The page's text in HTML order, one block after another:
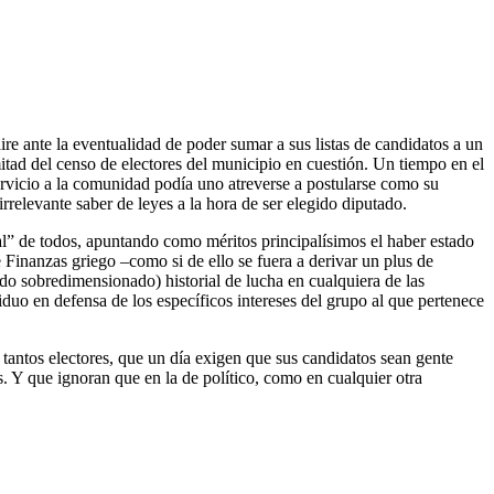
ante la eventualidad de poder sumar a sus listas de candidatos a un
del censo de electores del municipio en cuestión. Un tiempo en el
a la comunidad podía uno atreverse a postularse como su
saber de leyes a la hora de ser elegido diputado.
de todos, apuntando como méritos principalísimos el haber estado
griego –como si de ello se fuera a derivar un plus de
sobredimensionado) historial de lucha en cualquiera de las
en defensa de los específicos intereses del grupo al que pertenece
electores, que un día exigen que sus candidatos sean gente
Y que ignoran que en la de político, como en cualquier otra